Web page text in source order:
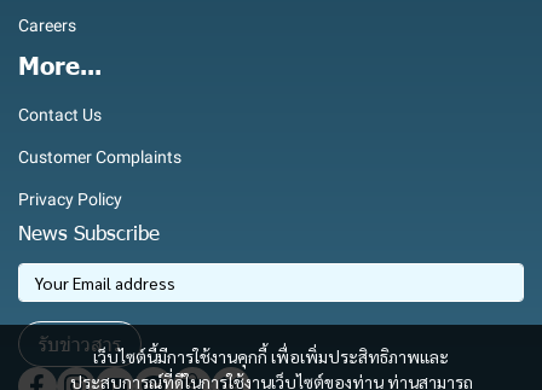
เว็บไซต์นี้มีการใช้งานคุกกี้ เพื่อเพิ่มประสิทธิภาพและ
ประสบการณ์ที่ดีในการใช้งานเว็บไซต์ของท่าน ท่านสามารถ
Careers
More...
Contact Us
Customer Complaints
Privacy Policy
News Subscribe
รับข่าวสาร